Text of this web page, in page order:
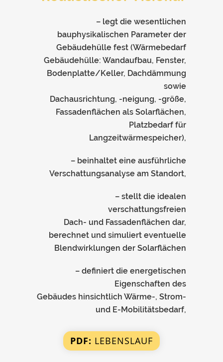
– legt die wesentlichen
bauphysikalischen Parameter der
Gebäudehülle fest (Wärmebedarf
Gebäudehülle: Wandaufbau, Fenster,
Bodenplatte/Keller, Dachdämmung
sowie
Dachausrichtung, -neigung, -größe,
Fassadenflächen als Solarflächen,
Platzbedarf für
Langzeitwärmespeicher),
– beinhaltet eine ausführliche
Verschattungsanalyse am Standort,
– stellt die idealen
verschattungsfreien
Dach- und Fassadenflächen dar,
berechnet und simuliert eventuelle
Blendwirklungen der Solarflächen
– definiert die energetischen
Eigenschaften des
Gebäudes hinsichtlich Wärme-, Strom-
und E-Mobilitätsbedarf,
PDF: LEBENSLAUF